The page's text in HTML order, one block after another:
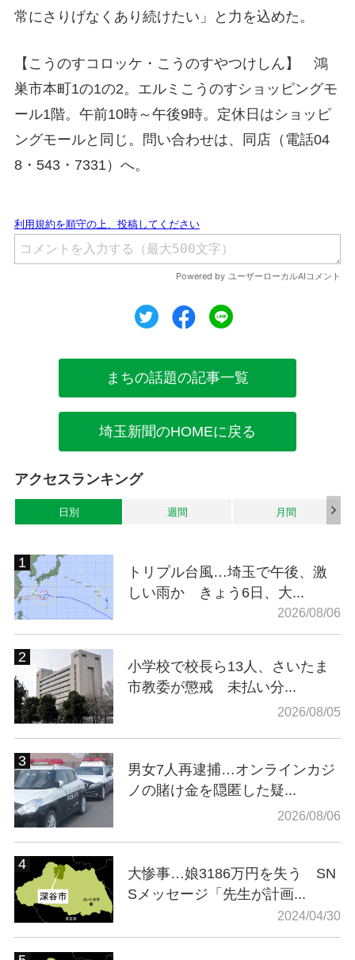
常にさりげなくあり続けたい」と力を込めた。
【こうのすコロッケ・こうのすやつけしん】 鴻
巣市本町1の1の2。エルミこうのすショッピングモ
ール1階。午前10時～午後9時。定休日はショッピ
ングモールと同じ。問い合わせは、同店（電話04
8・543・7331）へ。
ツイートシェア
まちの話題の記事一覧
埼玉新聞のHOMEに戻る
アクセスランキング
日別 週間 月間
トリプル台風…埼玉で午後、激
しい雨か きょう6日、大...
2026/08/06
小学校で校長ら13人、さいたま
市教委が懲戒 未払い分...
2026/08/05
男女7人再逮捕…オンラインカジ
ノの賭け金を隠匿した疑...
2026/08/06
大惨事…娘3186万円を失う SN
Sメッセージ「先生が計画...
2024/04/30